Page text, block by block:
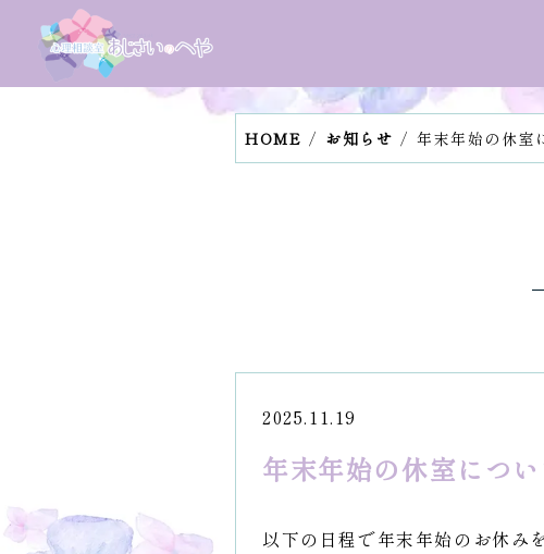
HOME お知らせ 年末年始の休室
2025.11.19
年末年始の休室につ
以下の日程で年末年始のお休み